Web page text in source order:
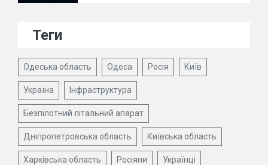
Теги
Одеська область Одеса Росія Київ
Україна Інфраструктура
Безпілотний літальний апарат
Дніпропетровська область Київська область
Харківська область Росіяни Українці